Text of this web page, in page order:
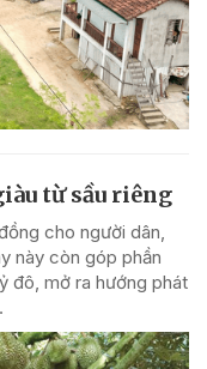
từ sầu riêng
cho người dân,
này còn góp phần
đô, mở ra hướng phát